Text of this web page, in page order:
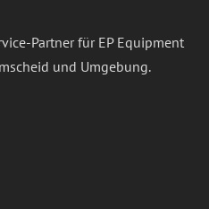
Partner für EP Equipment
und Umgebung.